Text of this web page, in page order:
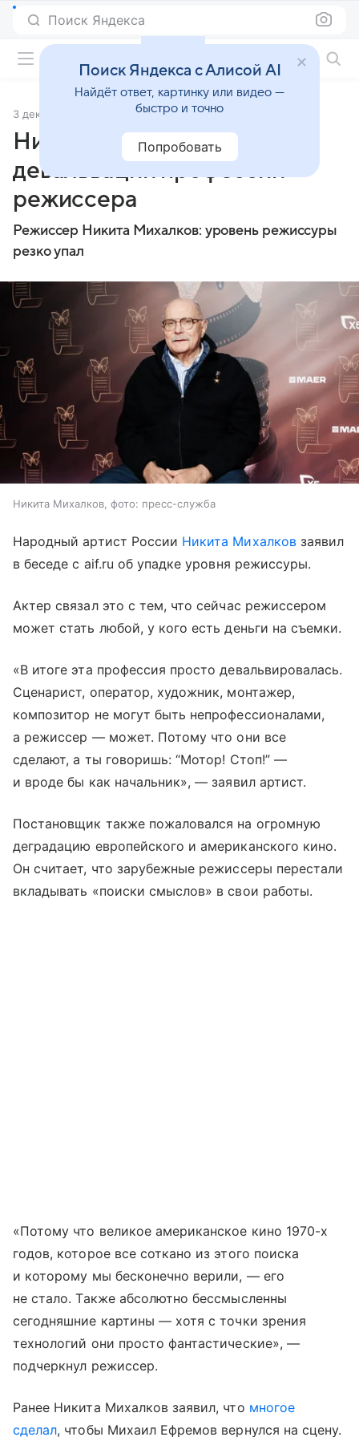
Поиск Яндекса
3 декабря 2025 Источник:Газета.Ru
Никита Михалков заявил о
девальвации профессии
режиссера
Режиссер Никита Михалков: уровень режиссуры
резко упал
Никита Михалков, фото: пресс-служба
Народный артист России Никита Михалковзаявил
в беседе с aif.ru об упадке уровня режиссуры.
Актер связал это с тем, что сейчас режиссером
может стать любой, у кого есть деньги на съемки.
«В итоге эта профессия просто девальвировалась.
Сценарист, оператор, художник, монтажер,
композитор не могут быть непрофессионалами,
а режиссер — может. Потому что они все
сделают, а ты говоришь: “Мотор! Стоп!” —
и вроде бы как начальник», — заявил артист.
Постановщик также пожаловался на огромную
деградацию европейского и американского кино.
Он считает, что зарубежные режиссеры перестали
вкладывать «поиски смыслов» в свои работы.
«Потому что великое американское кино 1970-х
годов, которое все соткано из этого поиска
и которому мы бесконечно верили, — его
не стало. Также абсолютно бессмысленны
сегодняшние картины — хотя с точки зрения
технологий они просто фантастические», —
подчеркнул режиссер.
Ранее Никита Михалков заявил, что многое
сделал, чтобы Михаил Ефремов вернулся на сцену.
Поиск Яндекса с Алисой AI
Найдёт ответ, картинку или видео —
быстро и точно
Попробовать